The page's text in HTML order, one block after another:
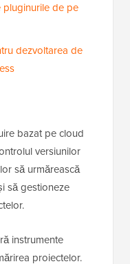
pluginurile de pe
dezvoltarea de
bazat pe cloud
versiunilor
să urmărească
să gestioneze
instrumente
proiectelor.